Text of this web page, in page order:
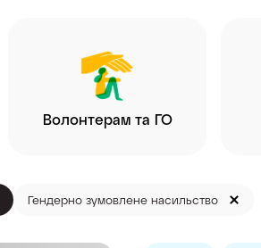
Волонтерам та ГО
Гендерно зумовлене насильство